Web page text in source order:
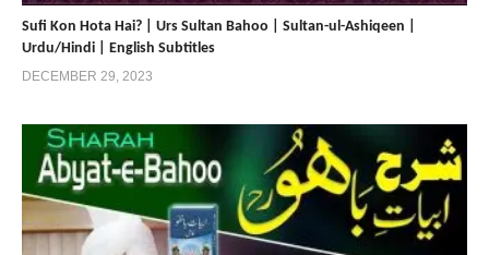
Sufi Kon Hota Hai? | Urs Sultan Bahoo | Sultan-ul-Ashiqeen |
Urdu/Hindi | English Subtitles
DECEMBER 29, 2023